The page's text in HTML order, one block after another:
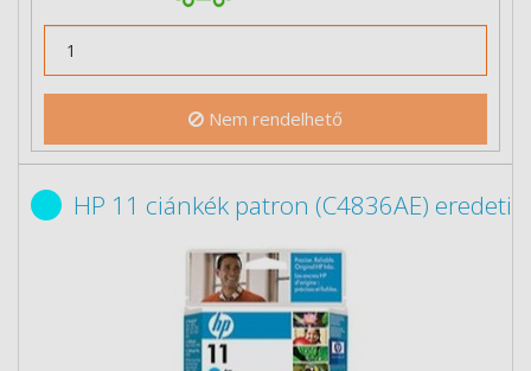
Nem rendelhető
HP 11 ciánkék patron (C4836AE) eredeti